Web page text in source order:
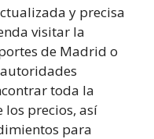
y precisa
visitar la
de Madrid o
toda la
los precios, así
para